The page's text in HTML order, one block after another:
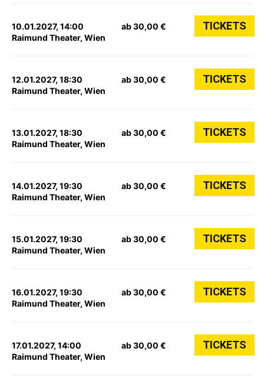
10.01.2027, 14:00
Raimund Theater, Wien
ab 30,00 € TICKETS
12.01.2027, 18:30
Raimund Theater, Wien
ab 30,00 € TICKETS
13.01.2027, 18:30
Raimund Theater, Wien
ab 30,00 € TICKETS
14.01.2027, 19:30
Raimund Theater, Wien
ab 30,00 € TICKETS
15.01.2027, 19:30
Raimund Theater, Wien
ab 30,00 € TICKETS
16.01.2027, 19:30
Raimund Theater, Wien
ab 30,00 € TICKETS
17.01.2027, 14:00
Raimund Theater, Wien
ab 30,00 € TICKETS